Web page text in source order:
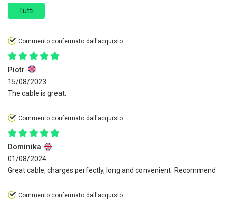
Tutti
Commento confermato dall'acquisto
Piotr
15/08/2023
The cable is great.
Commento confermato dall'acquisto
Dominika
01/08/2024
Great cable, charges perfectly, long and convenient. Recommend
Commento confermato dall'acquisto